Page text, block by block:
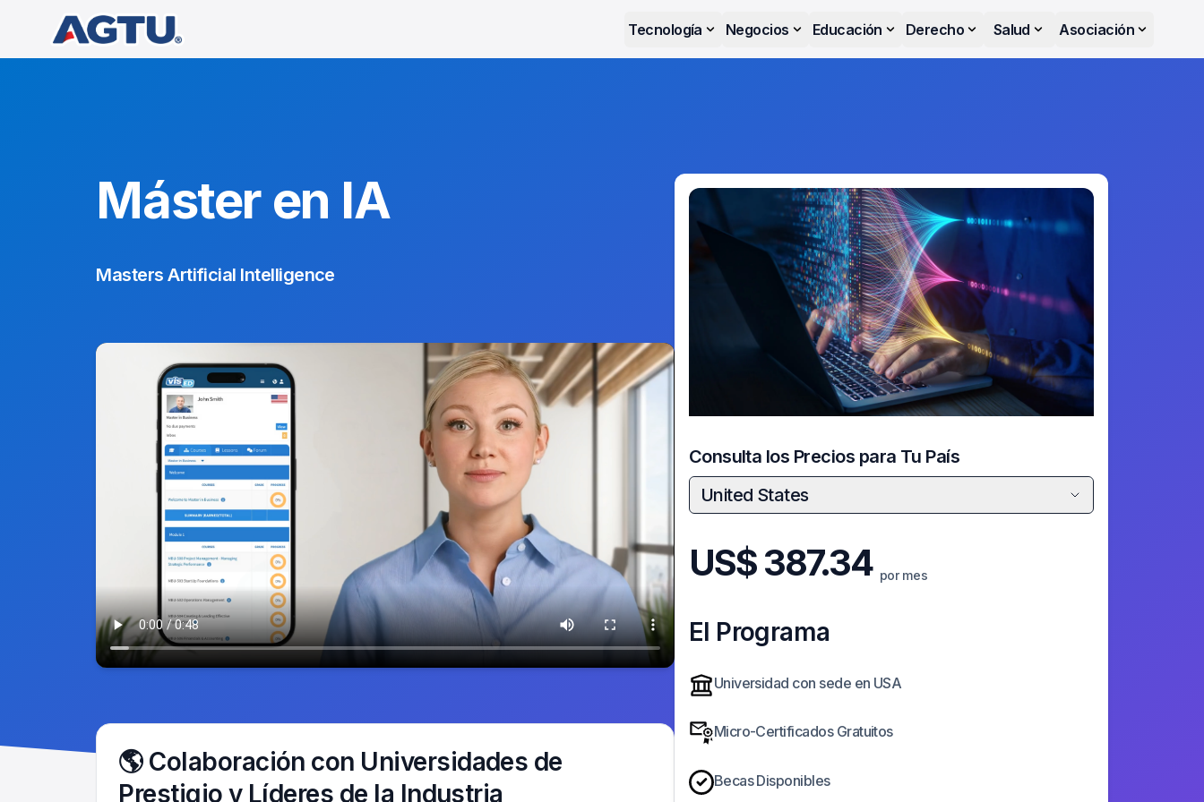
Tecnología Negocios Educación Derecho Salud Asociación
Máster en IA
Masters Artificial Intelligence
🌎 Colaboración con Universidades de
Prestigio y Líderes de la Industria
Consulta los Precios para Tu País
United States
US$387.34 por mes
El Programa
Universidad con sede en USA
Micro-Certificados Gratuitos
Becas Disponibles